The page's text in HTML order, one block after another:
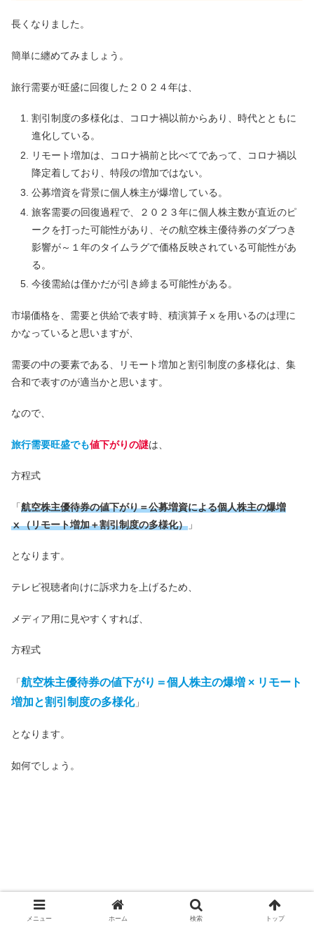
長くなりました。
簡単に纏めてみましょう。
旅行需要が旺盛に回復した２０２４年は、
割引制度の多様化は、コロナ禍以前からあり、時代とともに
進化している。
リモート増加は、コロナ禍前と比べてであって、コロナ禍以
降定着しており、特段の増加ではない。
公募増資を背景に個人株主が爆増している。
旅客需要の回復過程で、２０２３年に個人株主数が直近のピ
ークを打った可能性があり、その航空株主優待券のダブつき
影響が～１年のタイムラグで価格反映されている可能性があ
る。
今後需給は僅かだが引き締まる可能性がある。
市場価格を、需要と供給で表す時、積演算子ⅹを用いるのは理に
かなっていると思いますが、
需要の中の要素である、リモート増加と割引制度の多様化は、集
合和で表すのが適当かと思います。
なので、
旅行需要旺盛でも値下がりの謎は、
方程式
「航空株主優待券の値下がり＝公募増資による個人株主の爆増
ⅹ（リモート増加＋割引制度の多様化） 」
となります。
テレビ視聴者向けに訴求力を上げるため、
メディア用に見やすくすれば、
方程式
「航空株主優待券の値下がり＝個人株主の爆増 × リモート
増加と割引制度の多様化」
となります。
如何でしょう。
メニュー ホーム 検索 トップ